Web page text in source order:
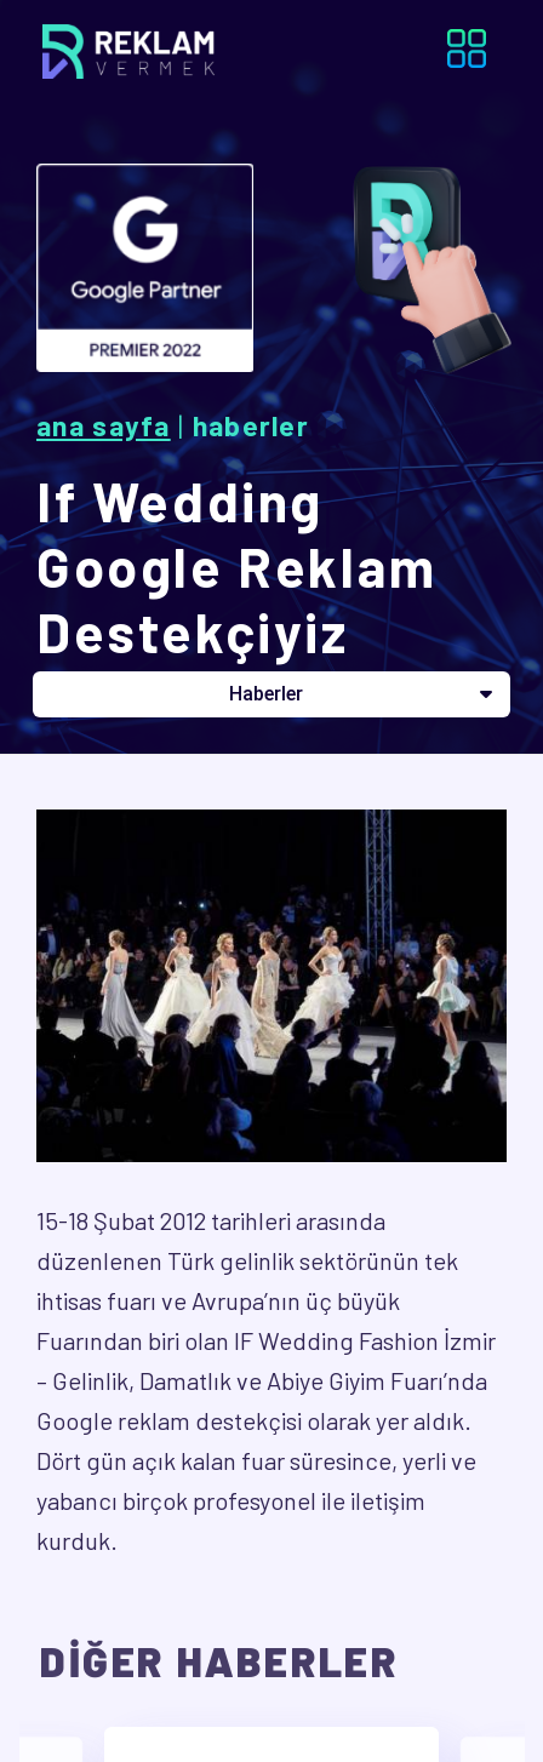
ana sayfa | haberler
If Wedding
Google Reklam
Destekçiyiz
Haberler
15-18 Şubat 2012 tarihleri arasında
düzenlenen Türk gelinlik sektörünün tek
ihtisas fuarı ve Avrupa’nın üç büyük
Fuarından biri olan IF Wedding Fashion İzmir
– Gelinlik, Damatlık ve Abiye Giyim Fuarı’nda
Google reklam destekçisi olarak yer aldık.
Dört gün açık kalan fuar süresince, yerli ve
yabancı birçok profesyonel ile iletişim
kurduk.
DİĞER HABERLER